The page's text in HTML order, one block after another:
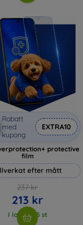
Rabatt
med
kupong
EXTRA10
protective
film
efter mått
237 kr
213 kr
I lager > 5 st